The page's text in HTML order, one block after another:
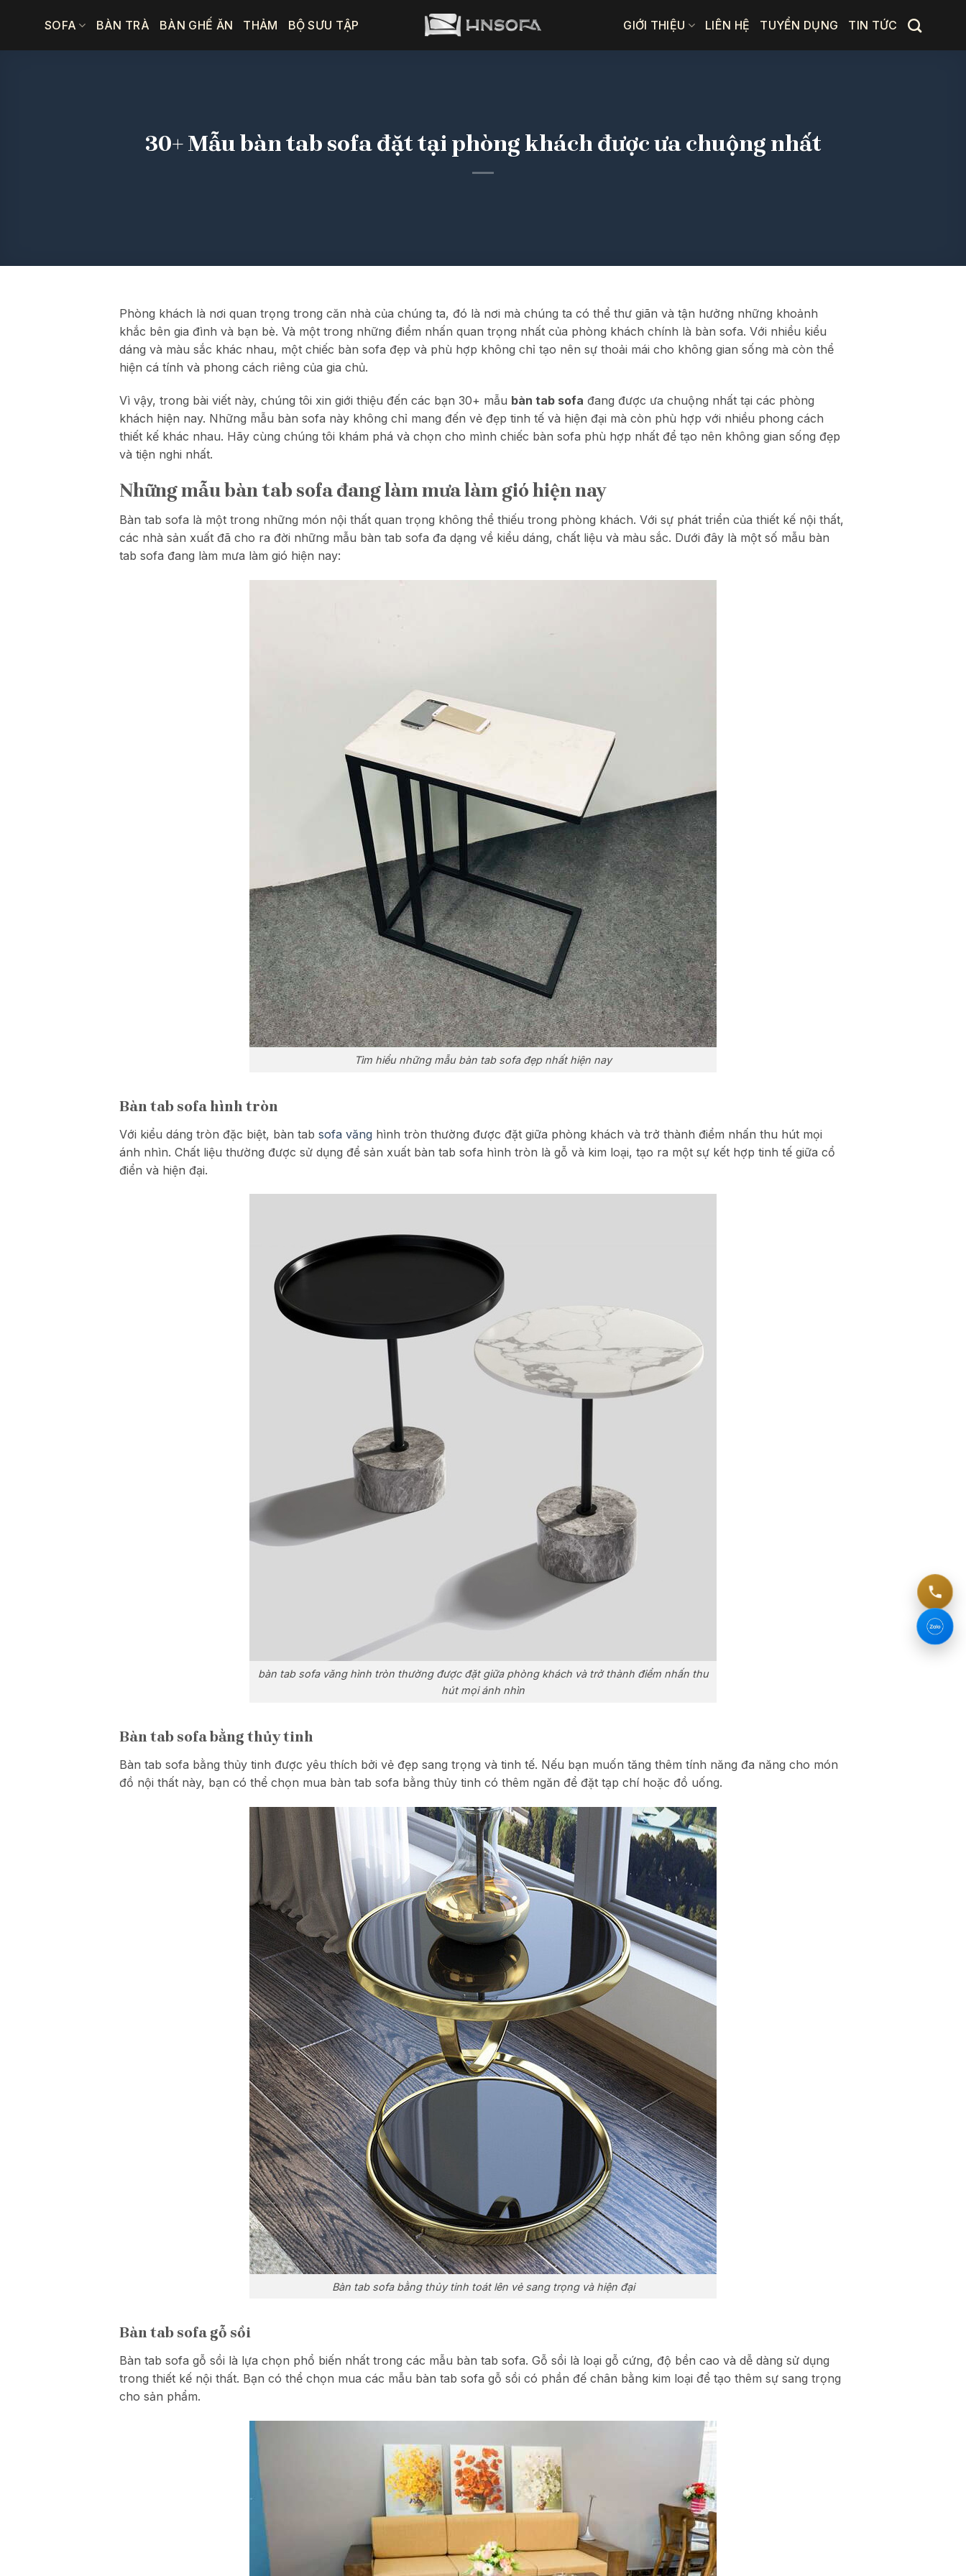
SOFA BÀN TRÀ BÀN GHẾ ĂN THẢM BỘ SƯU TẬP GIỚI THIỆU LIÊN HỆ TUYỂN DỤNG TIN TỨC
30+ Mẫu bàn tab sofa đặt tại phòng khách được ưa chuộng nhất
Phòng khách là nơi quan trọng trong căn nhà của chúng ta, đó là nơi mà chúng ta có thể thư giãn và tận hưởng những khoảnh
khắc bên gia đình và bạn bè. Và một trong những điểm nhấn quan trọng nhất của phòng khách chính là bàn sofa. Với nhiều kiểu
dáng và màu sắc khác nhau, một chiếc bàn sofa đẹp và phù hợp không chỉ tạo nên sự thoải mái cho không gian sống mà còn thể
hiện cá tính và phong cách riêng của gia chủ.
Vì vậy, trong bài viết này, chúng tôi xin giới thiệu đến các bạn 30+ mẫu bàn tab sofa đang được ưa chuộng nhất tại các phòng
khách hiện nay. Những mẫu bàn sofa này không chỉ mang đến vẻ đẹp tinh tế và hiện đại mà còn phù hợp với nhiều phong cách
thiết kế khác nhau. Hãy cùng chúng tôi khám phá và chọn cho mình chiếc bàn sofa phù hợp nhất để tạo nên không gian sống đẹp
và tiện nghi nhất.
Những mẫu bàn tab sofa đang làm mưa làm gió hiện nay
Bàn tab sofa là một trong những món nội thất quan trọng không thể thiếu trong phòng khách. Với sự phát triển của thiết kế nội thất,
các nhà sản xuất đã cho ra đời những mẫu bàn tab sofa đa dạng về kiểu dáng, chất liệu và màu sắc. Dưới đây là một số mẫu bàn
tab sofa đang làm mưa làm gió hiện nay:
Tìm hiểu những mẫu bàn tab sofa đẹp nhất hiện nay
Bàn tab sofa hình tròn
Với kiểu dáng tròn đặc biệt, bàn tabsofa văng hình tròn thường được đặt giữa phòng khách và trở thành điểm nhấn thu hút mọi
ánh nhìn. Chất liệu thường được sử dụng để sản xuất bàn tab sofa hình tròn là gỗ và kim loại, tạo ra một sự kết hợp tinh tế giữa cổ
điển và hiện đại.
bàn tab sofa văng hình tròn thường được đặt giữa phòng khách và trở thành điểm nhấn thu
hút mọi ánh nhìn
Bàn tab sofa bằng thủy tinh
Bàn tab sofa bằng thủy tinh được yêu thích bởi vẻ đẹp sang trọng và tinh tế. Nếu bạn muốn tăng thêm tính năng đa năng cho món
đồ nội thất này, bạn có thể chọn mua bàn tab sofa bằng thủy tinh có thêm ngăn để đặt tạp chí hoặc đồ uống.
Bàn tab sofa bằng thủy tinh toát lên vẻ sang trọng và hiện đại
Bàn tab sofa gỗ sồi
Bàn tab sofa gỗ sồi là lựa chọn phổ biến nhất trong các mẫu bàn tab sofa. Gỗ sồi là loại gỗ cứng, độ bền cao và dễ dàng sử dụng
trong thiết kế nội thất. Bạn có thể chọn mua các mẫu bàn tab sofa gỗ sồi có phần đế chân bằng kim loại để tạo thêm sự sang trọng
cho sản phẩm.